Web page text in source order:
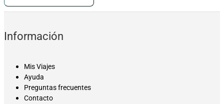
Información
Mis Viajes
Ayuda
Preguntas frecuentes
Contacto